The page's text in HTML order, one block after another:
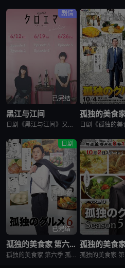
剧情
已完结
黑江与江间
日剧《黑江与江间》又名：黑江间,克洛伊与艾玛,克洛伊玛,克萝埃艾玛,クロエマ，讲述了：故事围绕着同时失去工作、恋人和住所的30岁女性艾玛展开。她在落魄之际偶遇神秘资产家克洛伊，两人随即在后者的豪宅中开
日剧
已完结
孤独的美食家 第六季
孤独的美食家 第六季 孤独のグルメ Season6是2017剧情日剧。由久住昌之创作、谷口治郎作画，从1994年到1996年在扶桑社《月刊PANJA》杂志上连载的漫画。 讲述的是一名个人经营进口杂货商店的男子井之头五郎，在工作间隙前往餐馆当中吃饭的场景的故事。